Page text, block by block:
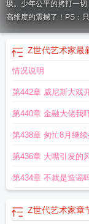
圾。少年公平的拷打一
高维度的震撼了！PS：
家第177章Z世代艺术
Z世代艺术家作
包 z世代艺术家TXT
谁z世代艺术家阅读
术家贴吧
Z世代艺术家
世代艺术家全文Z世代
版Z世代艺术家免费阅
版z世代艺术家顶点 世
术家无弹窗笔趣阁Z世
读z世代艺术家全文免
家最新章节笔趣阁Z世
费Z世代艺术家笔趣阁
Z世代艺术家最
情况说明
第442章 威尼斯大戏
第440章 金融大佬我
第438章 匆忙8月继
第436章 大嘴引发的
第434章 不就是造谣
Z世代艺术家章